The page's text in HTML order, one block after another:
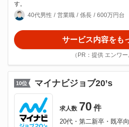
す。
40代男性
営業職 係長 600万円台
サービス内容をも
（PR：提供 エンワー
10位 マイナビジョブ20’s
求人数 70 件
20代・第二新卒・既卒